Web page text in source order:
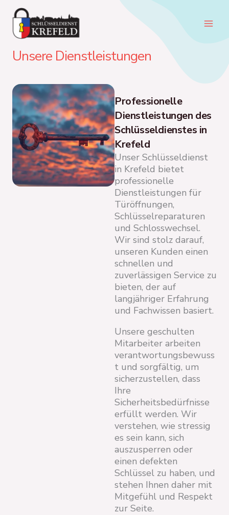
Inhalt
springen
Unsere Dienstleistungen
Professionelle
Dienstleistungen des
Schlüsseldienstes in
Krefeld
Unser Schlüsseldienst
in Krefeld bietet
professionelle
Dienstleistungen für
Türöffnungen,
Schlüsselreparaturen
und Schlosswechsel.
Wir sind stolz darauf,
unseren Kunden einen
schnellen und
zuverlässigen Service zu
bieten, der auf
langjähriger Erfahrung
und Fachwissen basiert.
Unsere geschulten
Mitarbeiter arbeiten
verantwortungsbewuss
t und sorgfältig, um
sicherzustellen, dass
Ihre
Sicherheitsbedürfnisse
erfüllt werden. Wir
verstehen, wie stressig
es sein kann, sich
auszusperren oder
einen defekten
Schlüssel zu haben, und
stehen Ihnen daher mit
Mitgefühl und Respekt
zur Seite.